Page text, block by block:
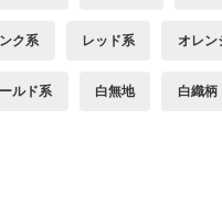
ク系 レッド系 オレン
ルド系 白無地 白織柄